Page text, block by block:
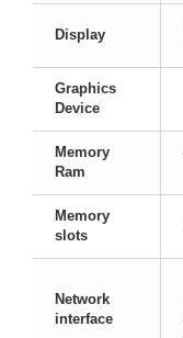
Display
Graphics
Device
Memory
Ram
Memory
slots
Network
interface